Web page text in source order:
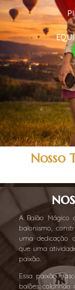
Nosso
A Balão Mágico
balonismo,
uma dedicação
que uma
paixão.
Essa paixão
balões colorindo